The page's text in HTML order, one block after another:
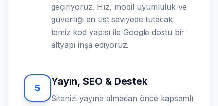
geçiriyoruz. Hız, mobil uyumluluk ve
güvenliği en üst seviyede tutacak
temiz kod yapısı ile Google dostu bir
altyapı inşa ediyoruz.
5
Yayın, SEO & Destek
Sitenizi yayına almadan önce kapsamlı